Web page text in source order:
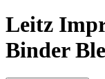
Leitz
Binder